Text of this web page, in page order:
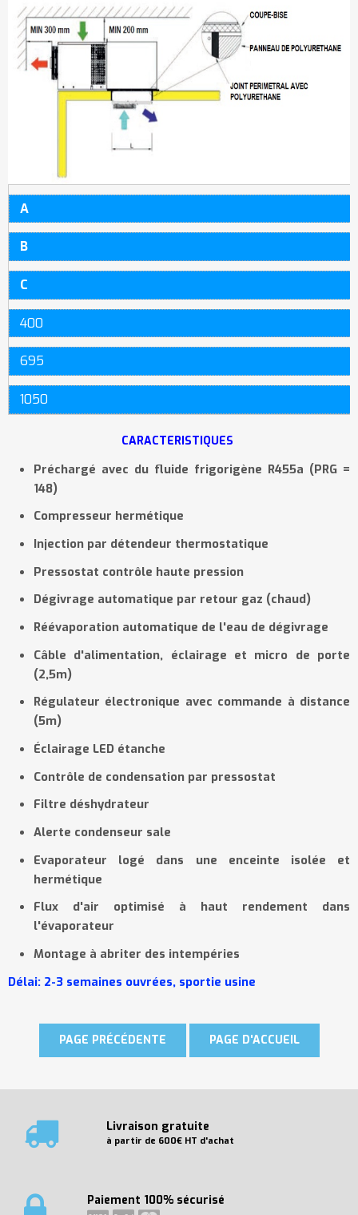
A
B
C
400
695
1050
CARACTERISTIQUES
Préchargé avec du fluide frigorigène R455a (PRG =
148)
Compresseur hermétique
Injection par détendeur thermostatique
Pressostat contrôle haute pression
Dégivrage automatique par retour gaz (chaud)
Réévaporation automatique de l'eau de dégivrage
Câble d'alimentation, éclairage et micro de porte
(2,5m)
Régulateur électronique avec commande à distance
(5m)
Éclairage LED étanche
Contrôle de condensation par pressostat
Filtre déshydrateur
Alerte condenseur sale
Evaporateur logé dans une enceinte isolée et
hermétique
Flux d'air optimisé à haut rendement dans
l'évaporateur
Montage à abriter des intempéries
Délai: 2-3 semaines ouvrées, sportie usine
Livraison gratuite
à partir de 600€ HT d'achat
Paiement 100% sécurisé